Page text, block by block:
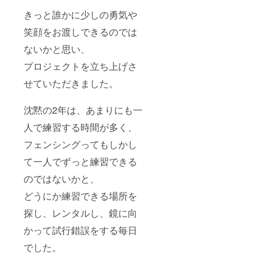
きっと誰かに少しの勇気や
笑顔をお渡しできるのでは
ないかと思い、
プロジェクトを立ち上げさ
せていただきました。
沈黙の2年は、あまりにも一
人で練習する時間が多く、
フェンシングってもしかし
て一人でずっと練習できる
のではないかと、
どうにか練習できる場所を
探し、レンタルし、鏡に向
かって試行錯誤をする毎日
でした。